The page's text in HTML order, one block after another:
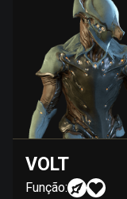
VOLT
Função: